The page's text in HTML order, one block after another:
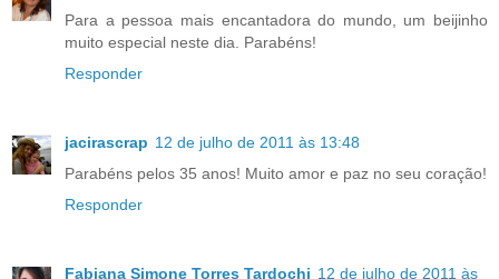
Para a pessoa mais encantadora do mundo, um beijinho
muito especial neste dia. Parabéns!
Responder
jacirascrap 12 de julho de 2011 às 13:48
Parabéns pelos 35 anos! Muito amor e paz no seu coração!
Responder
Fabiana Simone Torres Tardochi 12 de julho de 2011 às